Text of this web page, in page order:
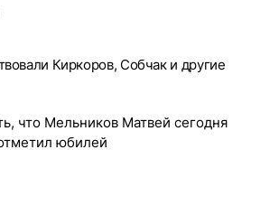
Киркоров, Собчак и другие